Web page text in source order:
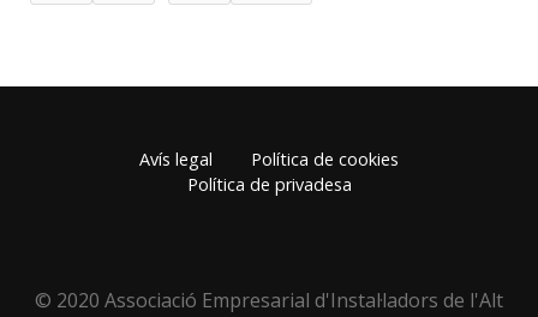
Avís legal
Política de cookies
Política de privadesa
© 2020 Associació Empresarial d'Instal·ladors de l'Alt